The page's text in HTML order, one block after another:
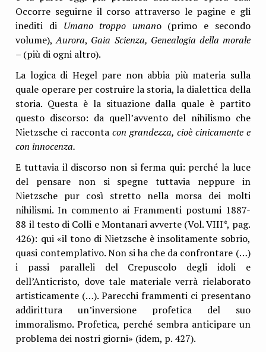
Occorre seguirne il corso attraverso le pagine e gli
inediti di Umano troppo umano (primo e secondo
volume),Aurora, Gaia Scienza, Genealogia della morale
– (più di ogni altro).
La logica di Hegel pare non abbia più materia sulla
quale operare per costruire la storia, la dialettica della
storia. Questa è la situazione dalla quale è partito
questo discorso: da quell’avvento del nihilismo che
Nietzsche ci raccontacon grandezza, cioè cinicamente e
con innocenza.
E tuttavia il discorso non si ferma qui: perché la luce
del pensare non si spegne tuttavia neppure in
Nietzsche pur così stretto nella morsa dei molti
nihilismi. In commento ai Frammenti postumi 1887-
88 il testo di Colli e Montanari avverte (Vol. VIII*, pag.
426): qui «il tono di Nietzsche è insolitamente sobrio,
quasi contemplativo. Non si ha che da confrontare (…)
i passi paralleli del Crepuscolo degli idoli e
dell’Anticristo, dove tale materiale verrà rielaborato
artisticamente (…). Parecchi frammenti ci presentano
addirittura un’inversione profetica del suo
immoralismo. Profetica, perché sembra anticipare un
problema dei nostri giorni» (idem, p. 427).